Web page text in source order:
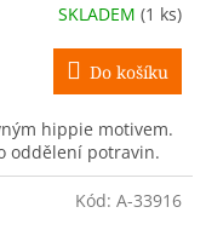
SKLADEM (1 ks)
Do košíku
hippie motivem.
oddělení potravin.
Kód: A-33916